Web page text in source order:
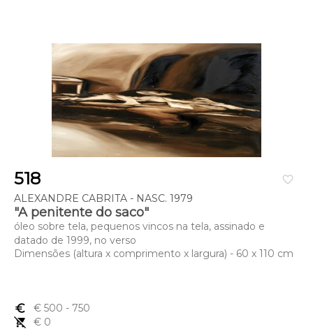
favorite_border
518
ALEXANDRE CABRITA - NASC. 1979
"A penitente do saco"
óleo sobre tela, pequenos vincos na tela, assinado e
datado de 1999, no verso
Dimensões (altura x comprimento x largura) - 60 x 110 cm
euro_symbol € 500 - 750
remove_shopping_cart
€ 0